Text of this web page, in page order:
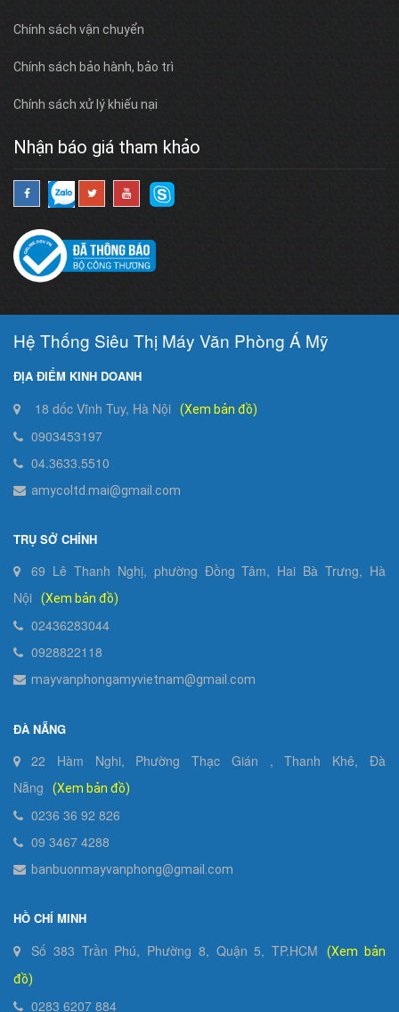
Chính sách vận chuyển
Chính sách bảo hành, bảo trì
Chính sách xử lý khiếu nại
Nhận báo giá tham khảo
Hệ Thống Siêu Thị Máy Văn Phòng Á Mỹ
ĐỊA ĐIỂM KINH DOANH
18 dốc Vĩnh Tuy, Hà Nội (Xem bản đồ)
0903453197
04.3633.5510
amycoltd.mai@gmail.com
TRỤ SỞ CHÍNH
69 Lê Thanh Nghị, phường Đồng Tâm, Hai Bà Trưng, Hà
Nội
(Xem bản đồ)
02436283044
0928822118
mayvanphongamyvietnam@gmail.com
ĐÀ NẴNG
22 Hàm Nghi, Phường Thạc Gián , Thanh Khê, Đà
Nẵng
(Xem bản đồ)
0236 36 92 826
09 3467 4288
banbuonmayvanphong@gmail.com
HỒ CHÍ MINH
Số 383 Trần Phú, Phường 8, Quận 5, TP.HCM
(Xem bản
đồ)
0283 6207 884